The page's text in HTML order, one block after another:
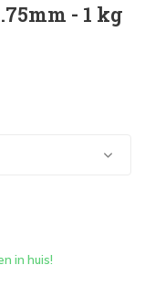
- 1 kg
in huis!